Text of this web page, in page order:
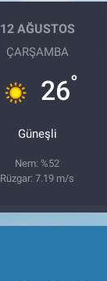
12 AĞUSTOS
ÇARŞAMBA
26°
Güneşli
Nem: %52
Rüzgar: 7.19 m/s